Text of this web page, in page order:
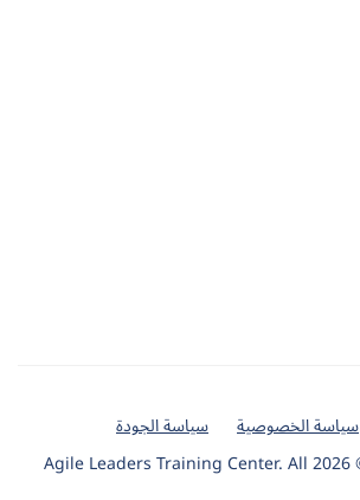
سياسة الخصوصية سياسة الجودة
© 2026 Agile Leaders Training Center. All